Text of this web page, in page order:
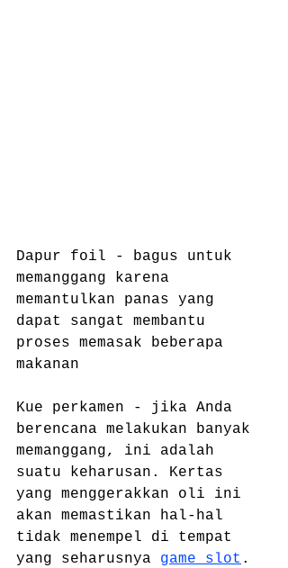
Dapur foil - bagus untuk
memanggang karena
memantulkan panas yang
dapat sangat membantu
proses memasak beberapa
makanan
Kue perkamen - jika Anda
berencana melakukan banyak
memanggang, ini adalah
suatu keharusan. Kertas
yang menggerakkan oli ini
akan memastikan hal-hal
tidak menempel di tempat
yang seharusnya game slot .